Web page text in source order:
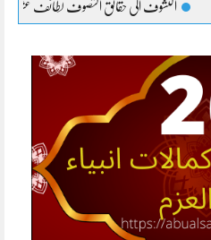
الی حقائق التصوف لطائف عشرہ کا بیان